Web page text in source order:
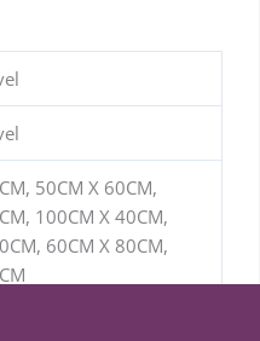
50CM X 60CM,
100CM X 40CM,
60CM X 80CM,